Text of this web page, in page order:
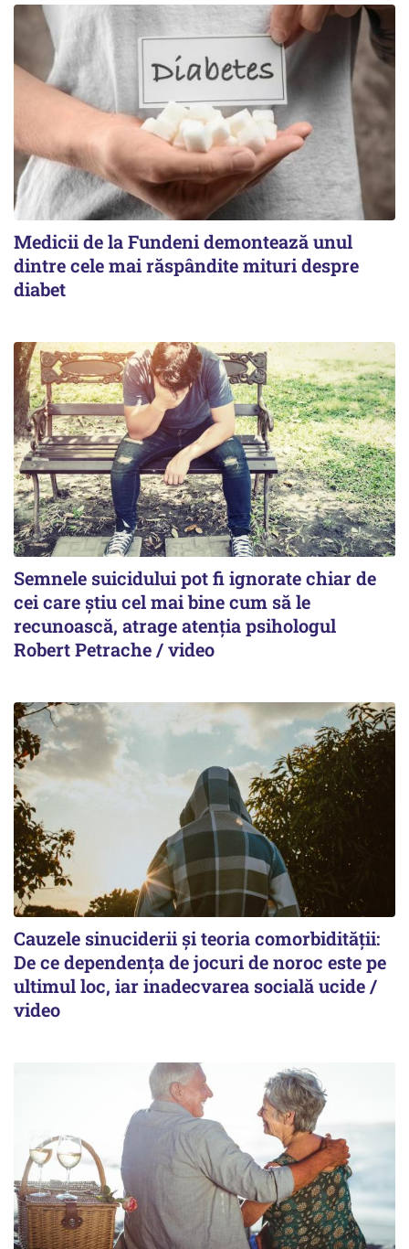
Medicii de la Fundeni demontează unul
dintre cele mai răspândite mituri despre
diabet
Semnele suicidului pot fi ignorate chiar de
cei care știu cel mai bine cum să le
recunoască, atrage atenția psihologul
Robert Petrache / video
Cauzele sinuciderii și teoria comorbidității:
De ce dependența de jocuri de noroc este pe
ultimul loc, iar inadecvarea socială ucide /
video